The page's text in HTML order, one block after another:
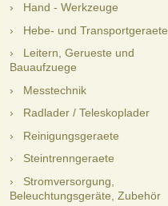
Hand - Werkzeuge
Hebe- und Transportgeraete
Leitern, Gerueste und
Bauaufzuege
Messtechnik
Radlader / Teleskoplader
Reinigungsgeraete
Steintrenngeraete
Stromversorgung,
Beleuchtungsgeräte, Zubehör